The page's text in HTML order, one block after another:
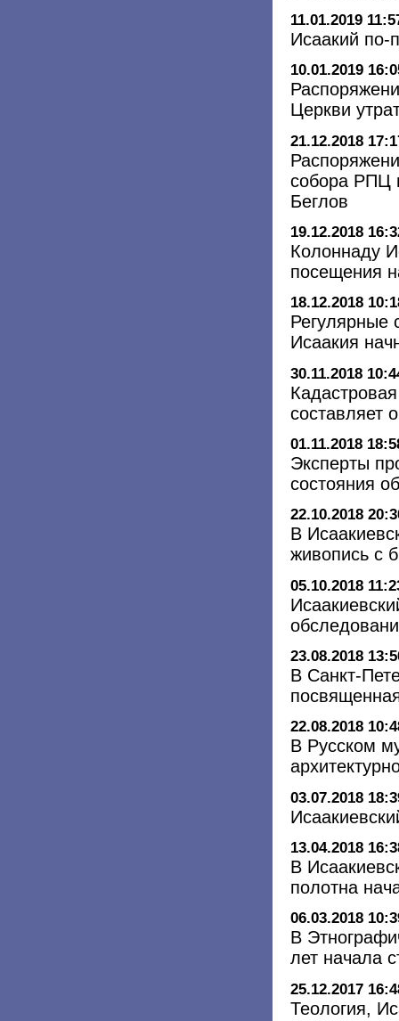
11.01.2019
Исаакий по-
10.01.2019
Церкви
21.12.2018
собора РПЦ
Беглов
19.12.2018
Колоннаду
посещения
18.12.2018
Регулярные
Исаакия
30.11.2018
составляет
01.11.2018
Эксперты
состояния
22.10.2018
В
живопись с
05.10.2018
23.08.2018
В Санкт-
22.08.2018
В Русском
03.07.2018
13.04.2018
В
полотна
06.03.2018
В
лет начала
25.12.2017
Теология,